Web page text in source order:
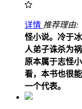
详情 推荐理由:
怪小说。冷于
人弟子诛杀为
原本属于志怪
看，本书也很
一个代表。